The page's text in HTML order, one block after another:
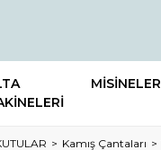
MİSİNELER
Kamış Çantaları